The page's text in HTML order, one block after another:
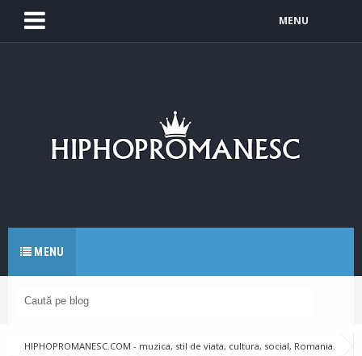
MENU
MENU
HIPHOPROMANESC.COM - muzica, stil de viata, cultura, social, Romania.